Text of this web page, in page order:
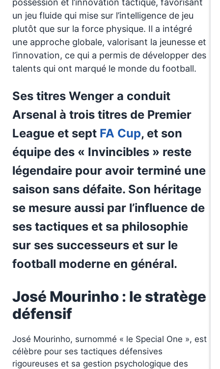
possession et l’innovation tactique, favorisant
un jeu fluide qui mise sur l’intelligence de jeu
plutôt que sur la force physique. Il a intégré
une approche globale, valorisant la jeunesse et
l’innovation, ce qui a permis de développer des
talents qui ont marqué le monde du football.
Ses titres Wenger a conduit
Arsenal à trois titres de Premier
League et sept FA Cup, et son
équipe des « Invincibles » reste
légendaire pour avoir terminé une
saison sans défaite. Son héritage
se mesure aussi par l’influence de
ses tactiques et sa philosophie
sur ses successeurs et sur le
football moderne en général.
José Mourinho : le stratège
défensif
José Mourinho, surnommé « le Special One », est
célèbre pour ses tactiques défensives
rigoureuses et sa gestion psychologique des